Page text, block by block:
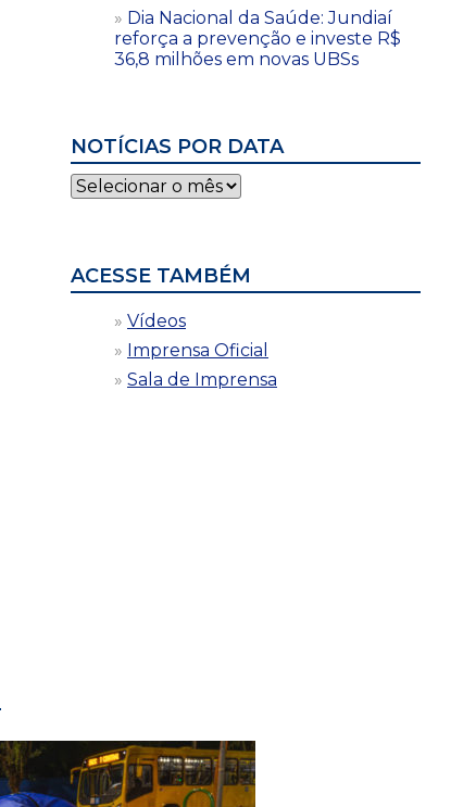
Dia Nacional da Saúde: Jundiaí
reforça a prevenção e investe R$
36,8 milhões em novas UBSs
NOTÍCIAS POR DATA
Notícias
por
ACESSE TAMBÉM
Vídeos
Imprensa Oficial
Sala de Imprensa